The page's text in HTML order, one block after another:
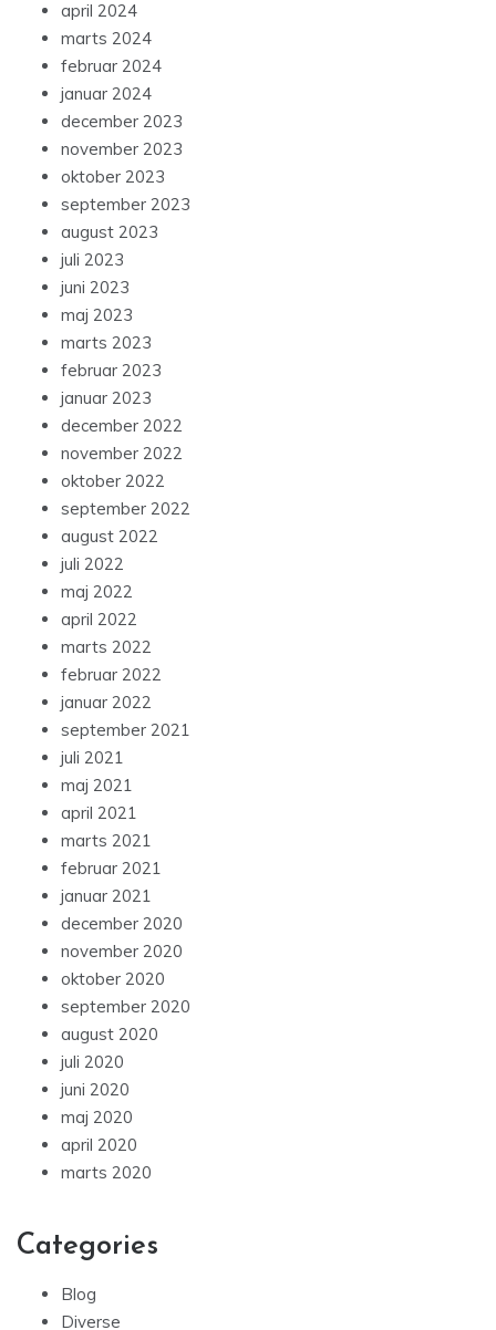
april 2024
marts 2024
februar 2024
januar 2024
december 2023
november 2023
oktober 2023
september 2023
august 2023
juli 2023
juni 2023
maj 2023
marts 2023
februar 2023
januar 2023
december 2022
november 2022
oktober 2022
september 2022
august 2022
juli 2022
maj 2022
april 2022
marts 2022
februar 2022
januar 2022
september 2021
juli 2021
maj 2021
april 2021
marts 2021
februar 2021
januar 2021
december 2020
november 2020
oktober 2020
september 2020
august 2020
juli 2020
juni 2020
maj 2020
april 2020
marts 2020
Categories
Blog
Diverse